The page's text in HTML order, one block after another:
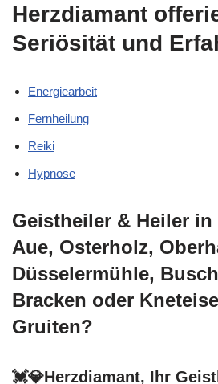
Herzdiamant
Seriösität und
Energiearbeit
Fernheilung
Reiki
Hypnose
Geistheiler & Heiler in
Aue, Osterholz,
Düsselermühle,
Bracken oder
Gruiten?
💓️💎Herzdiamant, Ihr